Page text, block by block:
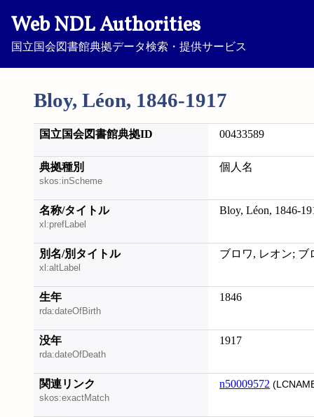
Web NDL Authorities
国立国会図書館典拠データ検索・提供サービス
Bloy, Léon, 1846-1917
国立国会図書館典拠ID 00433589
典拠種別
skos:inScheme
個人名
名称/タイトル
xl:prefLabel
Bloy, Léon, 1846-
別名/別タイトル
xl:altLabel
ブロワ, レオン; ブ
生年
rda:dateOfBirth
1846
没年
rda:dateOfDeath
1917
関連リンク
skos:exactMatch
n50009572